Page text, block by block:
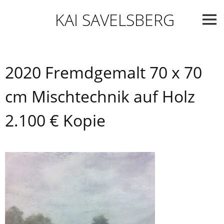
KAI SAVELSBERG
2020 Fremdgemalt 70 x 70
cm Mischtechnik auf Holz
2.100 € Kopie